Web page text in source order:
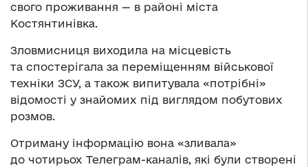
свого проживання — в районі міста
Костянтинівка.
Зловмисниця виходила на місцевість
та спостерігала за переміщенням військової
техніки ЗСУ, а також випитувала «потрібні»
відомості у знайомих під виглядом побутових
розмов.
Отриману інформацію вона «зливала»
до чотирьох Телеграм-каналів, які були створені